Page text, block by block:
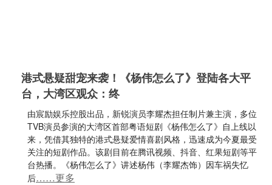
港式悬疑甜宠来袭！《杨伟怎么了》登陆各大平
台，大湾区观众：终
由宸励娱乐控股出品，新锐演员李耀杰担任制片兼主演，多位
TVB演员参演的大湾区首部粤语短剧《杨伟怎么了》自上线以
来，凭借其独特的港式悬疑爱情喜剧风格，迅速成为今夏最受
关注的短剧作品。该剧目前在腾讯视频、抖音、红果短剧等平
台热播。《杨伟怎么了》讲述杨伟（李耀杰饰）因车祸失忆
后……更多